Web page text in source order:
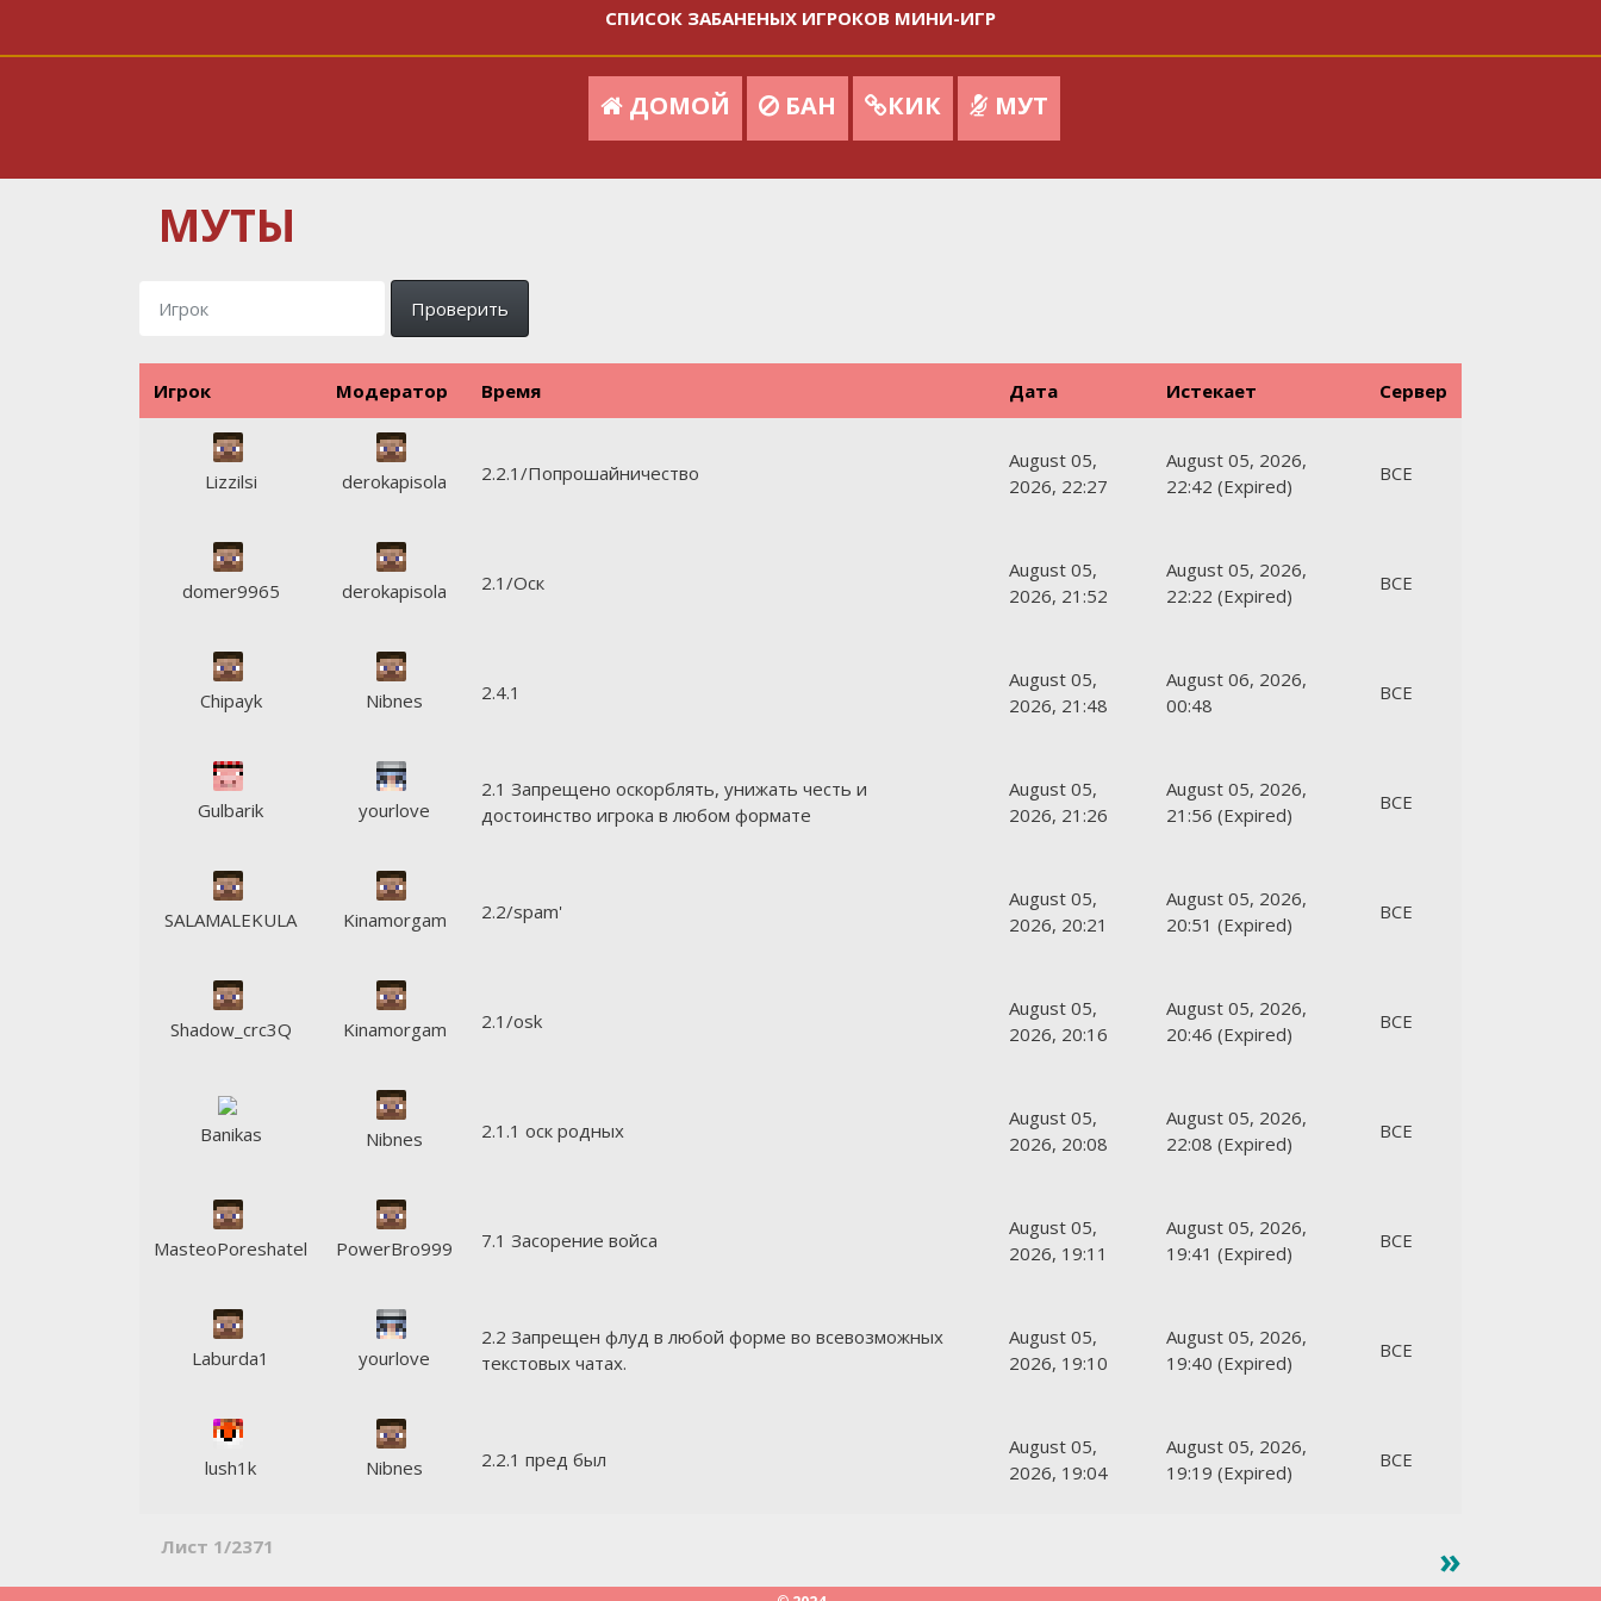
СПИСОК ЗАБАНЕНЫХ ИГРОКОВ МИНИ-ИГР
ДОМОЙ БАН КИК МУТ
МУТЫ
Проверить
Игрок Модератор Время Дата Истекает Сервер
Lizzilsi derokapisola 2.2.1/Попрошайничество
August 05,
2026, 22:27
August 05, 2026,
22:42 (Expired)
ВСЕ
domer9965 derokapisola 2.1/Оск
August 05,
2026, 21:52
August 05, 2026,
22:22 (Expired)
ВСЕ
Chipayk Nibnes 2.4.1
August 05,
2026, 21:48
August 06, 2026,
00:48
ВСЕ
Gulbarik yourlove
2.1 Запрещено оскорблять, унижать честь и
достоинство игрока в любом формате
August 05,
2026, 21:26
August 05, 2026,
21:56 (Expired)
ВСЕ
SALAMALEKULA Kinamorgam 2.2/spam'
August 05,
2026, 20:21
August 05, 2026,
20:51 (Expired)
ВСЕ
Shadow_crc3Q Kinamorgam 2.1/osk
August 05,
2026, 20:16
August 05, 2026,
20:46 (Expired)
ВСЕ
Banikas Nibnes 2.1.1 оск родных
August 05,
2026, 20:08
August 05, 2026,
22:08 (Expired)
ВСЕ
MasteoPoreshatel PowerBro999 7.1 Засорение войса
August 05,
2026, 19:11
August 05, 2026,
19:41 (Expired)
ВСЕ
Laburda1 yourlove
2.2 Запрещен флуд в любой форме во всевозможных
текстовых чатах.
August 05,
2026, 19:10
August 05, 2026,
19:40 (Expired)
ВСЕ
lush1k Nibnes 2.2.1 пред был
August 05,
2026, 19:04
August 05, 2026,
19:19 (Expired)
ВСЕ
»
Лист 1/2371